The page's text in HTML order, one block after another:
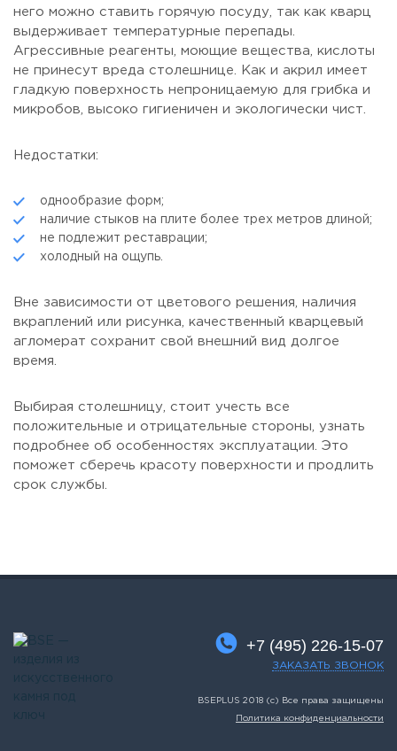
него можно ставить горячую посуду, так как кварц
выдерживает температурные перепады.
Агрессивные реагенты, моющие вещества, кислоты
не принесут вреда столешнице. Как и акрил имеет
гладкую поверхность непроницаемую для грибка и
микробов, высоко гигиеничен и экологически чист.
Недостатки:
однообразие форм;
наличие стыков на плите более трех метров длиной;
не подлежит реставрации;
холодный на ощупь.
Вне зависимости от цветового решения, наличия
вкраплений или рисунка, качественный кварцевый
агломерат сохранит свой внешний вид долгое
время.
Выбирая столешницу, стоит учесть все
положительные и отрицательные стороны, узнать
подробнее об особенностях эксплуатации. Это
поможет сберечь красоту поверхности и продлить
срок службы.
+7 (495) 226-15-07
ЗАКАЗАТЬ ЗВОНОК
BSEPLUS 2018 (c) Все права защищены
Политика конфиденциальности